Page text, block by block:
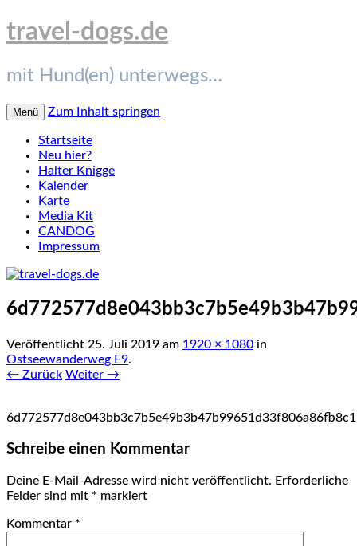
travel-dogs.de
mit Hund(en) unterwegs…
Menü Zum Inhalt springen
Startseite
Neu hier?
Halter Knigge
Kalender
Karte
Media Kit
CANDOG
Impressum
Veröffentlicht 25. Juli 2019 am 1920 × 1080 in
Ostseewanderweg E9.
← Zurück Weiter →
Schreibe einen Kommentar
Deine E-Mail-Adresse wird nicht veröffentlicht. Erforderliche
Felder sind mit * markiert
Kommentar *